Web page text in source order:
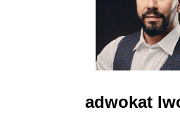
adwokat